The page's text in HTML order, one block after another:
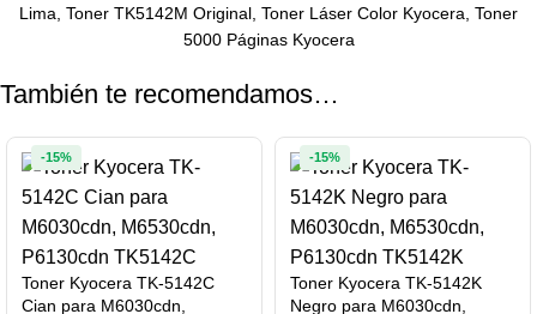
Lima, Toner TK5142M Original, Toner Láser Color Kyocera, Toner
5000 Páginas Kyocera
También te recomendamos…
Toner Kyocera TK-5142C
Cian para M6030cdn,
-15%
Toner Kyocera TK-5142K
Negro para M6030cdn,
-15%